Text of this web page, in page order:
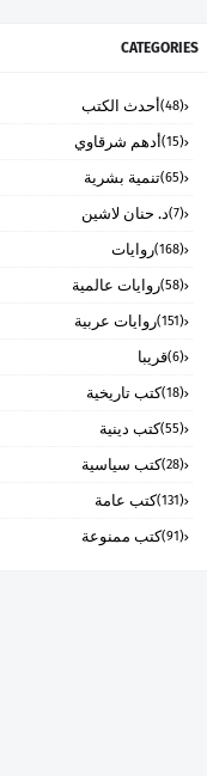
CATEGORIES
أحدث الكتب (48)
أدهم شرقاوي (15)
تنمية بشرية (65)
د. حنان لاشين (7)
روايات (168)
روايات عالمية (58)
روايات عربية (151)
قريبا (6)
كتب تاريخية (18)
كتب دينية (55)
كتب سياسية (28)
كتب عامة (131)
كتب ممنوعة (91)